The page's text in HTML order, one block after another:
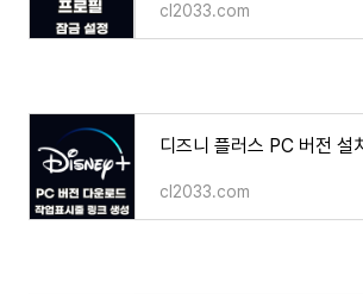
cl2033.com
cl2033.com